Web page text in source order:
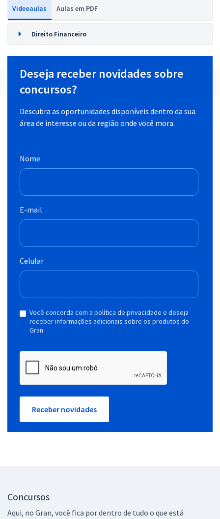
Videoaulas Aulas em PDF
Direito Financeiro
Deseja receber novidades sobre
concursos?
Descubra as oportunidades disponíveis dentro da sua
área de interesse ou da região onde você mora.
Nome
E-mail
Celular
Você concorda com a política de privacidade e deseja
receber informações adicionais sobre os produtos do
Gran.
Receber novidades
Concursos
Aqui, no Gran, você fica por dentro de tudo o que está